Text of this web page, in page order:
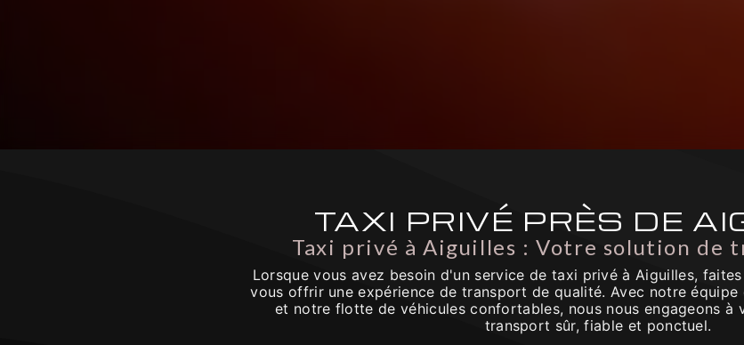
TAXI PRIVÉ PRÈS DE
Taxi privé à Aiguilles : Votre solution de
Lorsque vous avez besoin d'un service de taxi privé à Aiguilles,
vous offrir une expérience de transport de qualité. Avec notre équipe
et notre flotte de véhicules confortables, nous nous engageons à
transport sûr, fiable et ponctuel.